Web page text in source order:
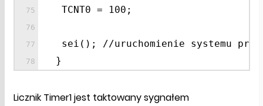
TCNT0 = 100;
sei(); //uruchomienie systemu
}
Licznik Timer1 jest taktowany sygnałem